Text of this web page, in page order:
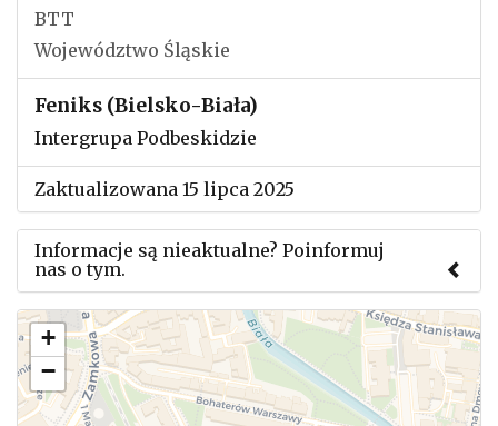
BTT
Województwo Śląskie
Feniks (Bielsko-Biała)
Intergrupa Podbeskidzie
Zaktualizowana 15 lipca 2025
Informacje są nieaktualne? Poinformuj
nas o tym.
Użyj tego formularza aby przesłać informację o
zmianach w powyższym mityngu.
+
−